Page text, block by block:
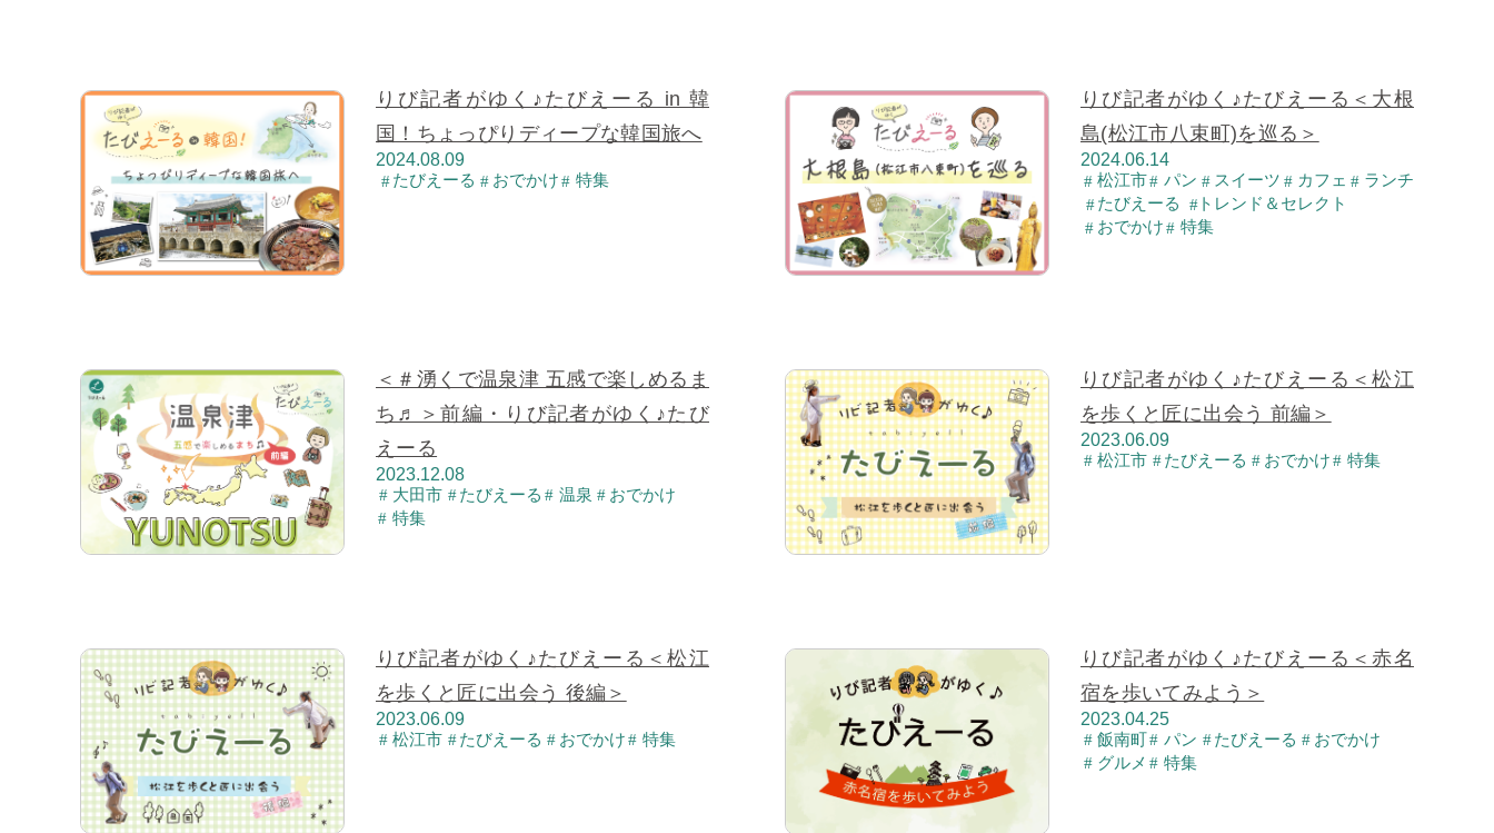
りび記者がゆく♪たびえーる in 韓
国！ちょっぴりディープな韓国旅へ
2024.08.09
たびえーる おでかけ 特集
りび記者がゆく♪たびえーる＜大根
島(松江市八束町)を巡る＞
2024.06.14
松江市 パン スイーツ カフェ
ランチ
たびえーる
トレンド＆セレクト
おでかけ
特集
＜＃湧くで温泉津 五感で楽しめるま
ち♬＞前編・りび記者がゆく♪たび
えーる
2023.12.08
大田市 たびえーる 温泉
おでかけ
特集
りび記者がゆく♪たびえーる＜松江
を歩くと匠に出会う 前編＞
2023.06.09
松江市 たびえーる おでかけ 特集
りび記者がゆく♪たびえーる＜松江
を歩くと匠に出会う 後編＞
2023.06.09
松江市 たびえーる おでかけ 特集
りび記者がゆく♪たびえーる＜赤名
宿を歩いてみよう＞
2023.04.25
飯南町 パン たびえーる
おでかけ
グルメ
特集